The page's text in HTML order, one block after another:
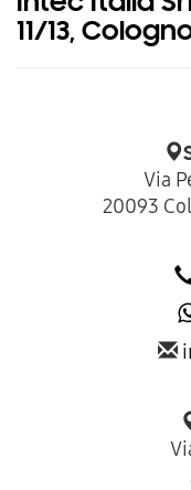
11/13,
Via
20093